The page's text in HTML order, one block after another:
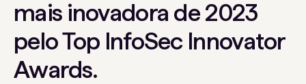
mais inovadora de 2023
pelo Top InfoSec Innovator
Awards.